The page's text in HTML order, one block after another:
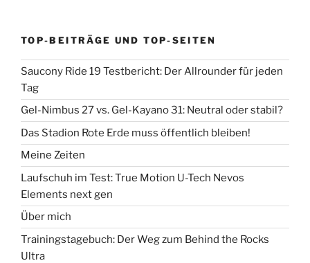
TOP-BEITRÄGE UND TOP-SEITEN
Saucony Ride 19 Testbericht: Der Allrounder für jeden
Tag
Gel-Nimbus 27 vs. Gel-Kayano 31: Neutral oder stabil?
Das Stadion Rote Erde muss öffentlich bleiben!
Meine Zeiten
Laufschuh im Test: True Motion U-Tech Nevos
Elements next gen
Über mich
Trainingstagebuch: Der Weg zum Behind the Rocks
Ultra